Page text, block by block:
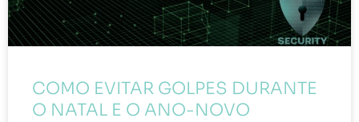
COMO EVITAR GOLPES DURANTE
O NATAL E O ANO-NOVO